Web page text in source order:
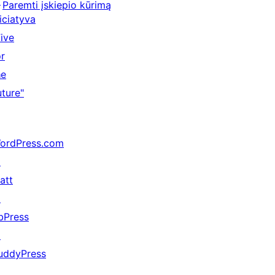
Paremti įskiepio kūrimą